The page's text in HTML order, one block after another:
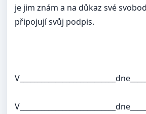
je jim znám a na důkaz své
připojují svůj podpis.